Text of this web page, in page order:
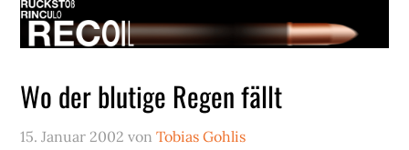
Wo der blutige Regen fällt
15. Januar 2002 vonTobias Gohlis